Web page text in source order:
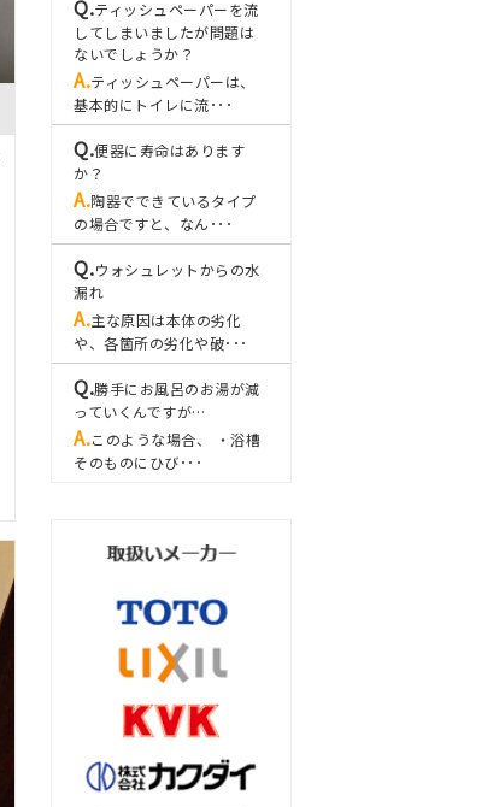
ティッシュペーパーを流
してしまいましたが問題は
ないでしょうか？
ティッシュペーパーは、
基本的にトイレに流･･･
便器に寿命はあります
か？
陶器でできているタイプ
の場合ですと、なん･･･
ウォシュレットからの水
漏れ
主な原因は本体の劣化
や、各箇所の劣化や破･･･
勝手にお風呂のお湯が減
っていくんですが…
このような場合、 ・浴槽
そのものにひび･･･